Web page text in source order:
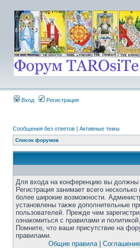
Вход Регистрация
Сообщения без ответов | Активные темы
Список форумов
Для входа на конференцию вы должны
Регистрация занимает всего
более широкие возможности.
установлены также дополнительные
пользователей. Прежде чем
ознакомиться с правилами и
Помните, что ваше присутствие на
правилами.
Общие правила|